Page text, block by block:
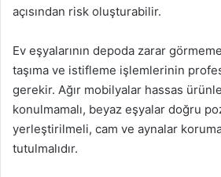
açısından risk oluşturabilir.
Ev eşyalarının depoda zarar
taşıma ve istifleme işlemlerinin
gerekir. Ağır mobilyalar hassas
konulmamalı, beyaz eşyalar doğru
yerleştirilmeli, cam ve aynalar
tutulmalıdır.